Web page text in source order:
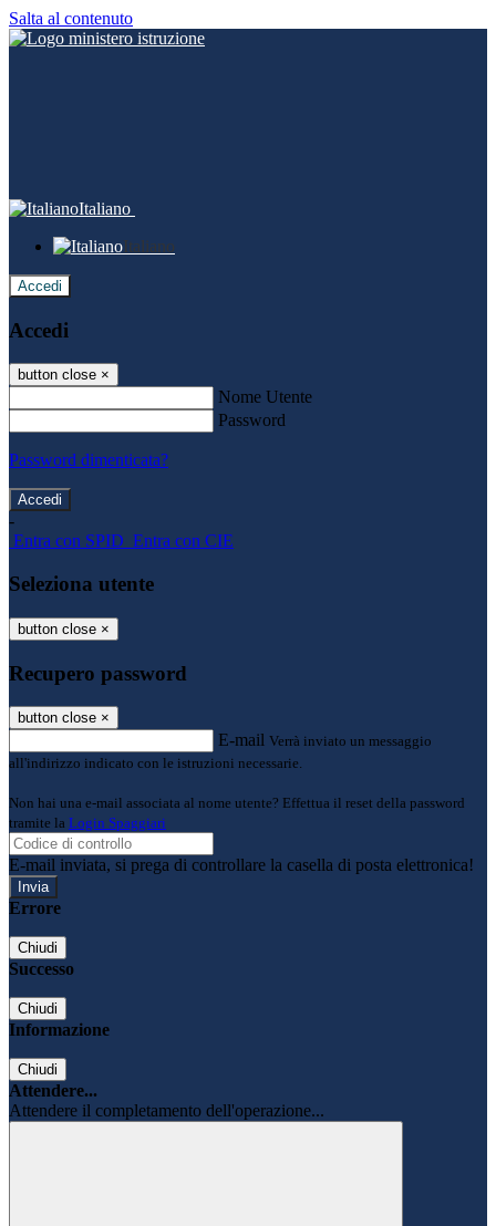
Salta al contenuto
Italiano
Italiano
Accedi
Accedi
button close ×
Nome Utente
Password
Password dimenticata?
-
Entra con SPID Entra con CIE
Seleziona utente
button close ×
Recupero password
button close ×
E-mail Verrà inviato un messaggio
all'indirizzo indicato con le istruzioni necessarie.
Non hai una e-mail associata al nome utente? Effettua il reset della password
tramite la Login Spaggiari
E-mail inviata, si prega di controllare la casella di posta elettronica!
Errore
Chiudi
Successo
Chiudi
Informazione
Chiudi
Attendere...
Attendere il completamento dell'operazione...